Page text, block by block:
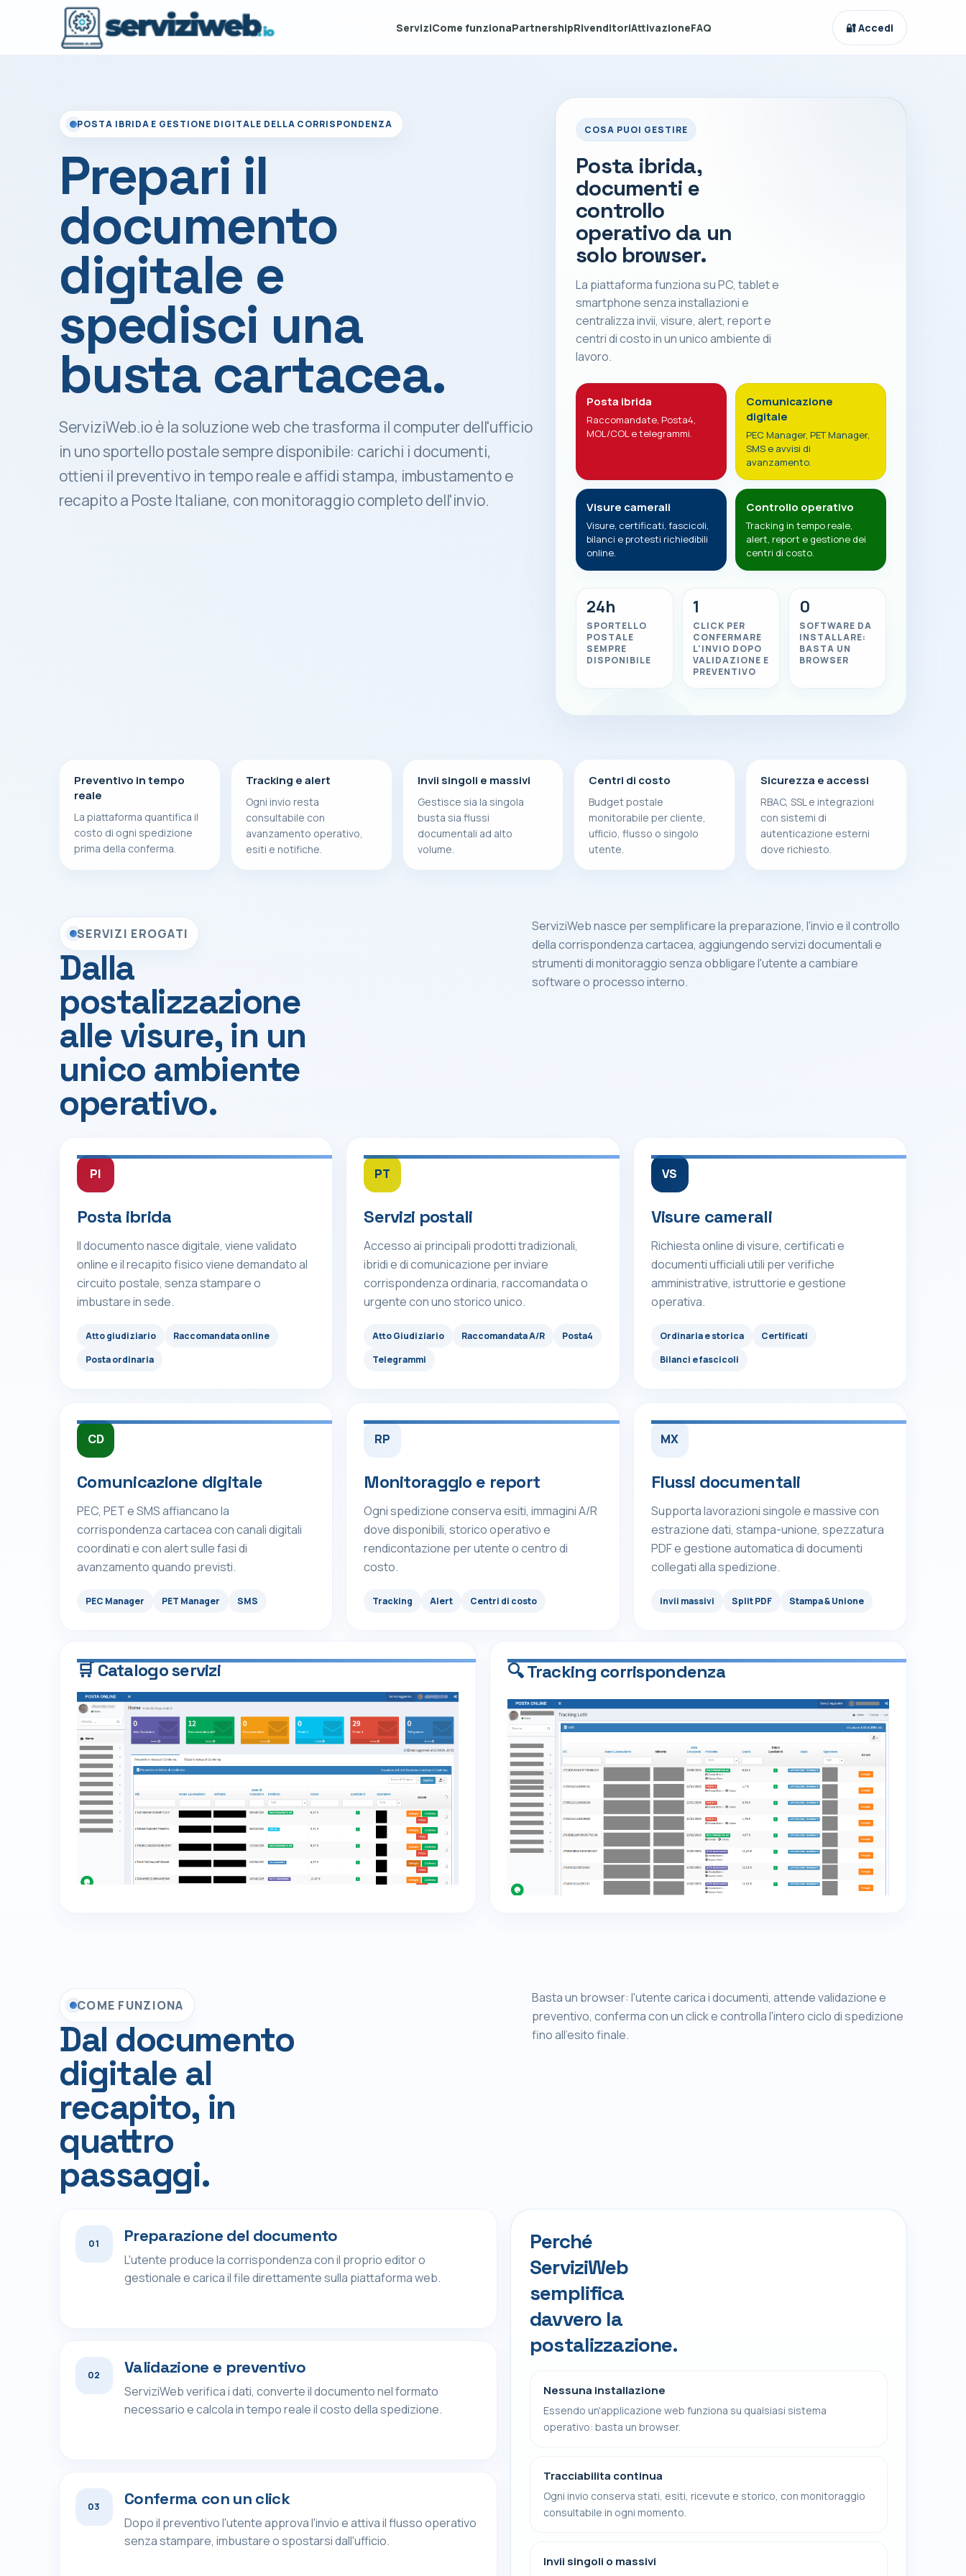
ServiziCome funzionaPartnershipRivenditoriAttivazioneFAQ 🔐 Accedi
POSTA IBRIDA E GESTIONE DIGITALE DELLA CORRISPONDENZA
Prepari il
documento
digitale e
spedisci una
busta cartacea.
ServiziWeb.io è la soluzione web che trasforma il computer dell'ufficio
in uno sportello postale sempre disponibile: carichi i documenti,
ottieni il preventivo in tempo reale e affidi stampa, imbustamento e
recapito a Poste Italiane, con monitoraggio completo dell'invio.
COSA PUOI GESTIRE
Posta ibrida,
documenti e
controllo
operativo da un
solo browser.
La piattaforma funziona su PC, tablet e
smartphone senza installazioni e
centralizza invii, visure, alert, report e
centri di costo in un unico ambiente di
lavoro.
Posta ibrida
Raccomandate, Posta4,
MOL/COL e telegrammi.
Comunicazione
digitale
PEC Manager, PET Manager,
SMS e avvisi di
avanzamento.
Visure camerali
Visure, certificati, fascicoli,
bilanci e protesti richiedibili
online.
Controllo operativo
Tracking in tempo reale,
alert, report e gestione dei
centri di costo.
24h
SPORTELLO
POSTALE
SEMPRE
DISPONIBILE
1
CLICK PER
CONFERMARE
L'INVIO DOPO
VALIDAZIONE E
PREVENTIVO
0
SOFTWARE DA
INSTALLARE:
BASTA UN
BROWSER
Preventivo in tempo
reale
La piattaforma quantifica il
costo di ogni spedizione
prima della conferma.
Tracking e alert
Ogni invio resta
consultabile con
avanzamento operativo,
esiti e notifiche.
Invii singoli e massivi
Gestisce sia la singola
busta sia flussi
documentali ad alto
volume.
Centri di costo
Budget postale
monitorabile per cliente,
ufficio, flusso o singolo
utente.
Sicurezza e accessi
RBAC, SSL e integrazioni
con sistemi di
autenticazione esterni
dove richiesto.
SERVIZI EROGATI
Dalla
postalizzazione
alle visure, in un
unico ambiente
operativo.
ServiziWeb nasce per semplificare la preparazione, l'invio e il controllo
della corrispondenza cartacea, aggiungendo servizi documentali e
strumenti di monitoraggio senza obbligare l'utente a cambiare
software o processo interno.
PI
Posta ibrida
Il documento nasce digitale, viene validato
online e il recapito fisico viene demandato al
circuito postale, senza stampare o
imbustare in sede.
Atto giudiziario
Raccomandata online
Posta ordinaria
PT
Servizi postali
Accesso ai principali prodotti tradizionali,
ibridi e di comunicazione per inviare
corrispondenza ordinaria, raccomandata o
urgente con uno storico unico.
Atto Giudiziario Raccomandata A/R
Posta4
Telegrammi
VS
Visure camerali
Richiesta online di visure, certificati e
documenti ufficiali utili per verifiche
amministrative, istruttorie e gestione
operativa.
Ordinaria e storica
Certificati
Bilanci e fascicoli
CD
Comunicazione digitale
PEC, PET e SMS affiancano la
corrispondenza cartacea con canali digitali
coordinati e con alert sulle fasi di
avanzamento quando previsti.
PEC Manager PET Manager SMS
RP
Monitoraggio e report
Ogni spedizione conserva esiti, immagini A/R
dove disponibili, storico operativo e
rendicontazione per utente o centro di
costo.
Tracking Alert Centri di costo
MX
Flussi documentali
Supporta lavorazioni singole e massive con
estrazione dati, stampa-unione, spezzatura
PDF e gestione automatica di documenti
collegati alla spedizione.
Invii massivi Split PDF Stampa & Unione
🛒 Catalogo servizi 🔍 Tracking corrispondenza
COME FUNZIONA
Dal documento
digitale al
recapito, in
quattro
passaggi.
Basta un browser: l'utente carica i documenti, attende validazione e
preventivo, conferma con un click e controlla l'intero ciclo di spedizione
fino all'esito finale.
01 Preparazione del documento
L'utente produce la corrispondenza con il proprio editor o
gestionale e carica il file direttamente sulla piattaforma web.
02 Validazione e preventivo
ServiziWeb verifica i dati, converte il documento nel formato
necessario e calcola in tempo reale il costo della spedizione.
03 Conferma con un click
Dopo il preventivo l'utente approva l'invio e attiva il flusso operativo
senza stampare, imbustare o spostarsi dall'ufficio.
Perché
ServiziWeb
semplifica
davvero la
postalizzazione.
Nessuna installazione
Essendo un'applicazione web funziona su qualsiasi sistema
operativo: basta un browser.
Tracciabilita continua
Ogni invio conserva stati, esiti, ricevute e storico, con monitoraggio
consultabile in ogni momento.
Invii singoli o massivi